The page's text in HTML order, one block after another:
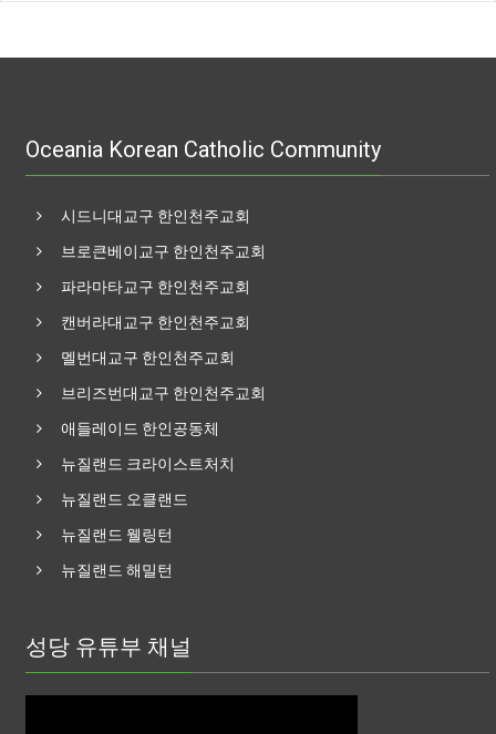
Oceania Korean Catholic Community
시드니대교구 한인천주교회
브로큰베이교구 한인천주교회
파라마타교구 한인천주교회
캔버라대교구 한인천주교회
멜번대교구 한인천주교회
브리즈번대교구 한인천주교회
애들레이드 한인공동체
뉴질랜드 크라이스트처치
뉴질랜드 오클랜드
뉴질랜드 웰링턴
뉴질랜드 해밀턴
성당 유튜부 채널